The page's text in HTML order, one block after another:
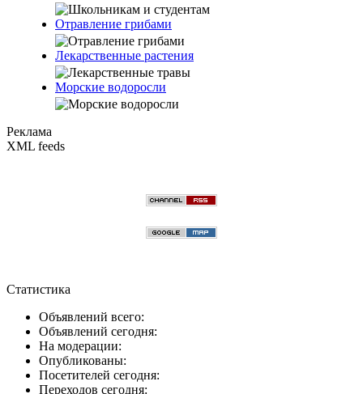
Отравление грибами
Лекарственные растения
Морские водоросли
Реклама
XML feeds
Статистика
Объявлений всего:
Объявлений сегодня:
На модерации:
Опубликованы:
Посетителей сегодня:
Переходов сегодня: